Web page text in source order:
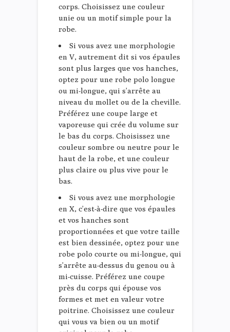
corps. Choisissez une couleur
unie ou un motif simple pour la
robe.
Si vous avez une morphologie
en V, autrement dit si vos épaules
sont plus larges que vos hanches,
optez pour une robe polo longue
ou mi-longue, qui s’arrête au
niveau du mollet ou de la cheville.
Préférez une coupe large et
vaporeuse qui crée du volume sur
le bas du corps. Choisissez une
couleur sombre ou neutre pour le
haut de la robe, et une couleur
plus claire ou plus vive pour le
bas.
Si vous avez une morphologie
en X, c’est-à-dire que vos épaules
et vos hanches sont
proportionnées et que votre taille
est bien dessinée, optez pour une
robe polo courte ou mi-longue, qui
s’arrête au-dessus du genou ou à
mi-cuisse. Préférez une coupe
près du corps qui épouse vos
formes et met en valeur votre
poitrine. Choisissez une couleur
qui vous va bien ou un motif